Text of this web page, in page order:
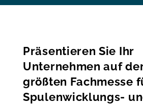
Präsentieren Sie Ihr
Unternehmen auf
größten Fachmesse
Spulenwicklungs-